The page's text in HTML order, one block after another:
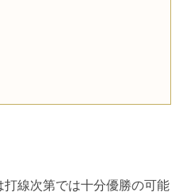
線次第では十分優勝の可能